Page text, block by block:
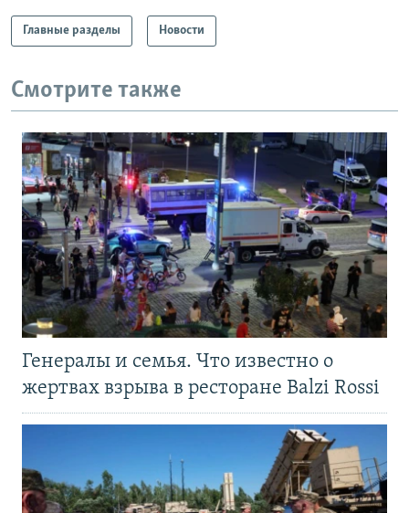
Главные разделы Новости
Смотрите также
Генералы и семья. Что известно о
жертвах взрыва в ресторане Balzi Rossi